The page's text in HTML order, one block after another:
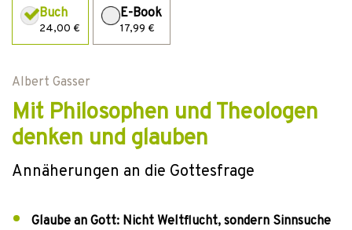
Buch
24,00 €
E-Book
17,99 €
Albert Gasser
Mit Philosophen und Theologen
denken und glauben
Annäherungen an die Gottesfrage
Glaube an Gott: Nicht Weltflucht, sondern Sinnsuche